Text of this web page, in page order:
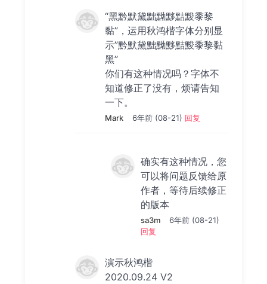
“黑黔默黛黜黝黟黠黢黍黎
黏”，运用秋鸿楷字体分别显
示”黔默黛黜黝黟黠黢黍黎黏
黑”
你们有这种情况吗？字体不
知道修正了没有，烦请告知
一下。
Mark 6年前 (08-21) 回复
确实有这种情况，您
可以将问题反馈给原
作者，等待后续修正
的版本
sa3m
6年前 (08-21)
回复
演示秋鸿楷
2020.09.24 V2